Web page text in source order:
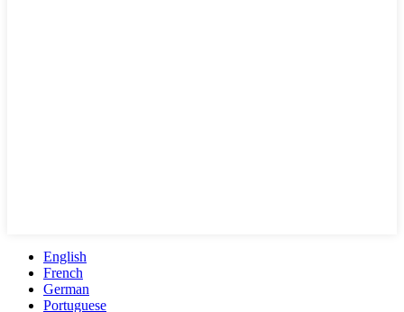
English
French
German
Portuguese